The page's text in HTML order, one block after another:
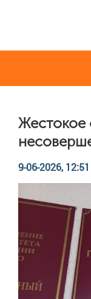
Жестокое
9-06-2026, 12:51